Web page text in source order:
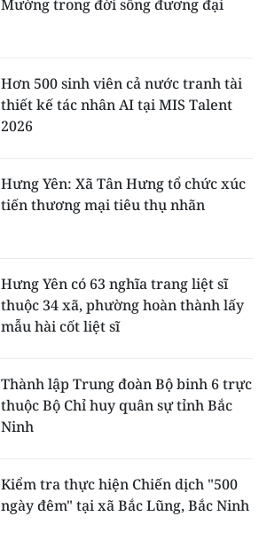
Mường trong đời sống đương đại
Hơn 500 sinh viên cả nước tranh tài
thiết kế tác nhân AI tại MIS Talent
2026
Hưng Yên: Xã Tân Hưng tổ chức xúc
tiến thương mại tiêu thụ nhãn
Hưng Yên có 63 nghĩa trang liệt sĩ
thuộc 34 xã, phường hoàn thành lấy
mẫu hài cốt liệt sĩ
Thành lập Trung đoàn Bộ binh 6 trực
thuộc Bộ Chỉ huy quân sự tỉnh Bắc
Ninh
Kiểm tra thực hiện Chiến dịch "500
ngày đêm" tại xã Bắc Lũng, Bắc Ninh